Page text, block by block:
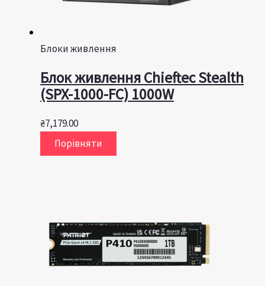
Блоки живлення
Блок живлення Chieftec Stealth
(SPX-1000-FC) 1000W
₴7,179.00
Порівняти